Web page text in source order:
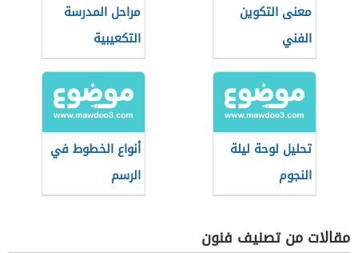
معنى التكوين
الفني
مراحل المدرسة
التكعيبية
تحليل لوحة ليلة
النجوم
أنواع الخطوط في
الرسم
مقالات من تصنيف فنون